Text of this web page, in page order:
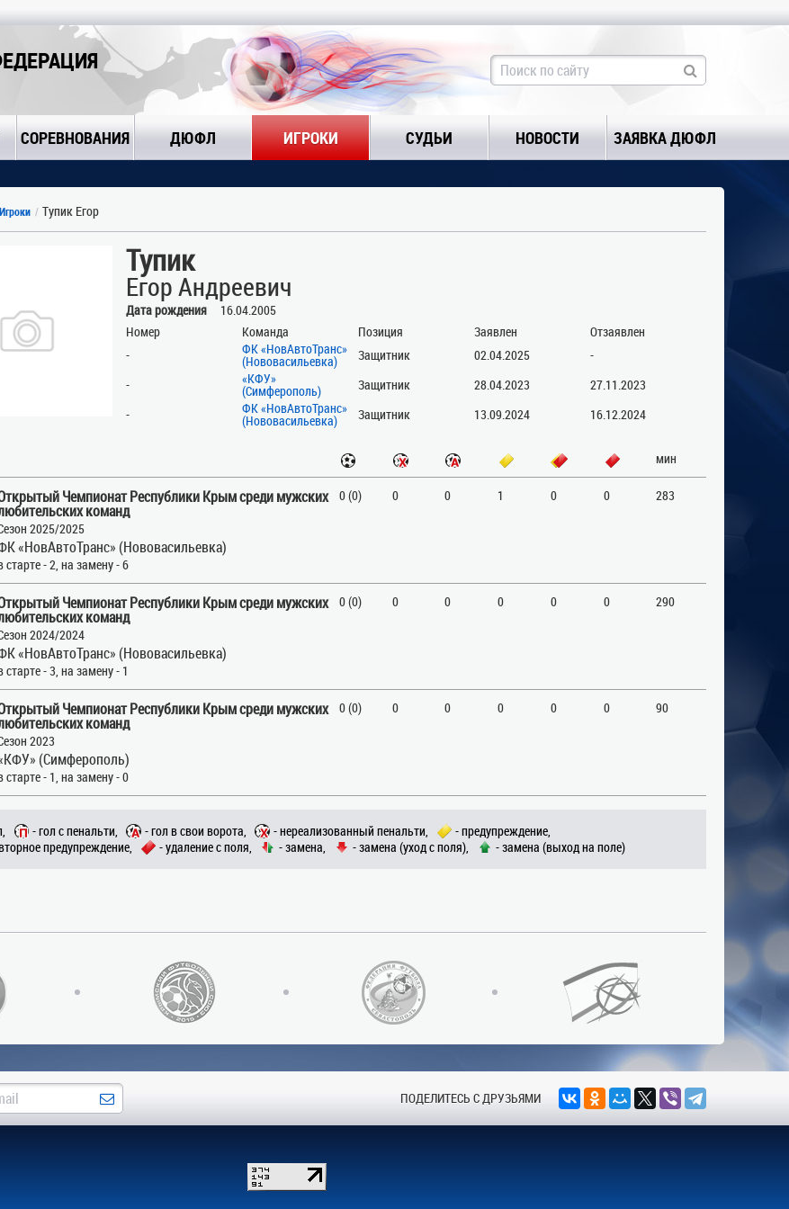
СОРЕВНОВАНИЯ ДЮФЛ ИГРОКИ СУДЬИ НОВОСТИ ЗАЯВКА ДЮФЛ
Игроки Тупик Егор
Тупик
Егор Андреевич
Дата рождения
16.04.2005
Номер
Команда Позиция Заявлен
Отзаявлен
-
ФК «НовАвтоТранс»
(Нововасильевка) Защитник 02.04.2025
-
-
«КФУ»
(Симферополь) Защитник 28.04.2023
27.11.2023
-
ФК «НовАвтоТранс»
(Нововасильевка) Защитник 13.09.2024 16.12.2024
мин
Чемпионат Республики Крым среди мужских
команд
2025/2025
«НовАвтоТранс» (Нововасильевка)
старте - 2, на замену - 6
0 (0) 0 0 1 0 0 283
Чемпионат Республики Крым среди мужских
команд
2024/2024
«НовАвтоТранс» (Нововасильевка)
старте - 3, на замену - 1
0 (0) 0 0 0 0 0 290
Чемпионат Республики Крым среди мужских
команд
2023
(Симферополь)
старте - 1, на замену - 0
0 (0) 0 0 0 0 0 90
- гол с пенальти, - гол в свои ворота, - нереализованный пенальти,
- предупреждение,
предупреждение,
- удаление с поля, - замена, - замена (уход с поля), - замена (выход на поле)
ПОДЕЛИТЕСЬ С ДРУЗЬЯМИ